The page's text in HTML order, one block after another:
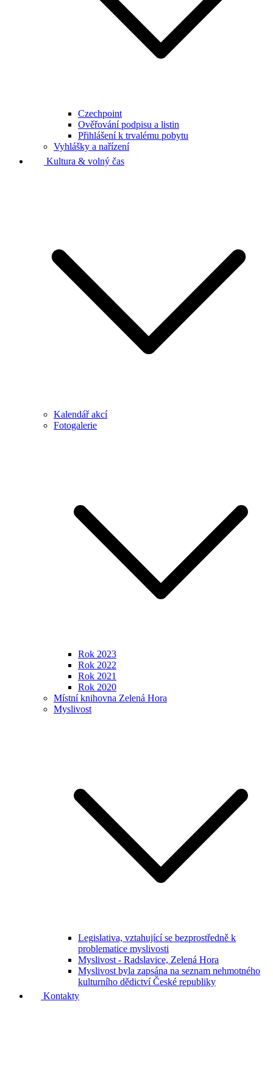
Czechpoint
Ověřování podpisu a listin
Přihlášení k trvalému pobytu
Vyhlášky a nařízení
Kultura & volný čas
Kalendář akcí
Fotogalerie
Rok 2023
Rok 2022
Rok 2021
Rok 2020
Místní knihovna Zelená Hora
Myslivost
Legislativa, vztahující se bezprostředně k
problematice myslivosti
Myslivost - Radslavice, Zelená Hora
Myslivost byla zapsána na seznam nehmotného
kulturního dědictví České republiky
Kontakty